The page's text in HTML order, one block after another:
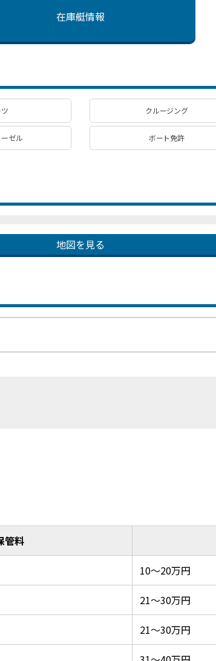
在庫艇情報
クルージング
ゼル ボート免許
地図を見る
管料
10～20万円
21～30万円
21～30万円